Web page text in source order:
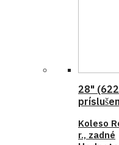
28"
Koleso
r., zadné